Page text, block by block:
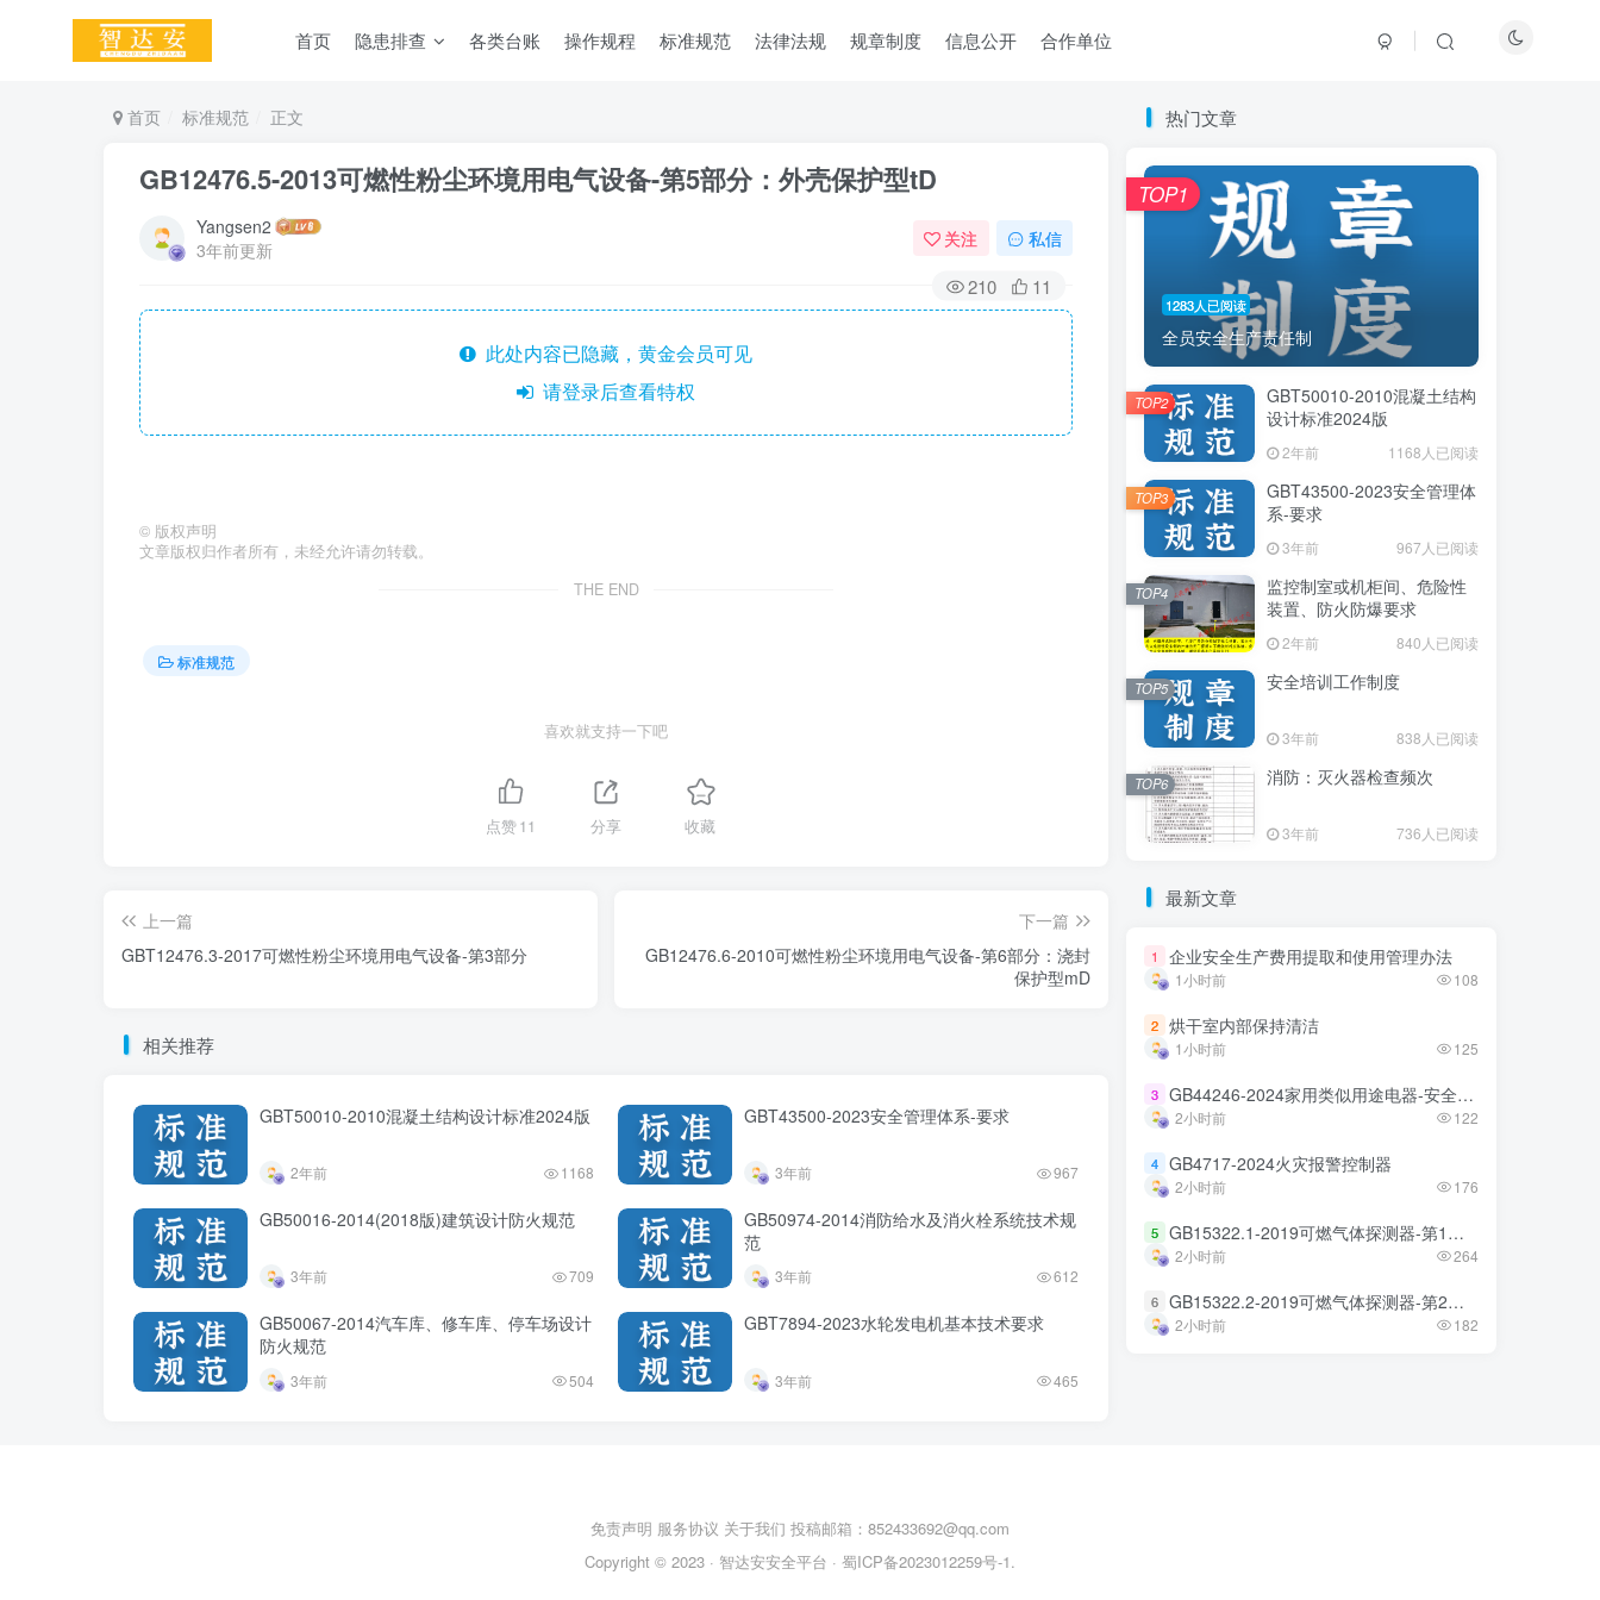
首页 隐患排查 各类台账 操作规程 标准规范 法律法规 规章制度 信息公开 合作单位
首页 标准规范 正文
GB12476.5-2013可燃性粉尘环境用电气设备-第5部分：外壳保护型tD
Yangsen2
3年前更新
关注 私信
210 11
此处内容已隐藏，黄金会员可见
请登录后查看特权
© 版权声明
文章版权归作者所有，未经允许请勿转载。
THE END
标准规范
喜欢就支持一下吧
点赞11 分享 收藏
上一篇
GBT12476.3-2017可燃性粉尘环境用电气设备-第3部分
下一篇
GB12476.6-2010可燃性粉尘环境用电气设备-第6部分：浇封
保护型mD
相关推荐
GBT50010-2010混凝土结构设计标准2024版
2年前 1168
GBT43500-2023安全管理体系-要求
3年前 967
GB50016-2014(2018版)建筑设计防火规范
3年前 709
GB50974-2014消防给水及消火栓系统技术规
范
3年前 612
GB50067-2014汽车库、修车库、停车场设计
防火规范
3年前 504
GBT7894-2023水轮发电机基本技术要求
3年前 465
热门文章
1283人已阅读
全员安全生产责任制
TOP1
GBT50010-2010混凝土结构
设计标准2024版
2年前 1168人已阅读
TOP2
GBT43500-2023安全管理体
系-要求
3年前 967人已阅读
TOP3
监控制室或机柜间、危险性
装置、防火防爆要求
2年前 840人已阅读
TOP4
安全培训工作制度
3年前 838人已阅读
TOP5
消防：灭火器检查频次
3年前 736人已阅读
TOP6
最新文章
1 企业安全生产费用提取和使用管理办法
1小时前 108
2 烘干室内部保持清洁
1小时前 125
3 GB44246-2024家用类似用途电器-安全技术规范
2小时前 122
4 GB4717-2024火灾报警控制器
2小时前 176
5 GB15322.1-2019可燃气体探测器-第1部分
2小时前 264
6 GB15322.2-2019可燃气体探测器-第2部分
2小时前 182
热门文章
1283人已阅读
全员安全生产责任制
TOP1
GBT50010-2010混凝土结构
设计标准2024版
2年前 1168人已阅读
TOP2
GBT43500-2023安全管理体
系-要求
3年前 967人已阅读
TOP3
监控制室或机柜间、危险性
装置、防火防爆要求
2年前 840人已阅读
TOP4
安全培训工作制度
3年前 838人已阅读
TOP5
消防：灭火器检查频次
3年前 736人已阅读
TOP6
最新文章
1 企业安全生产费用提取和使用管理办法
1小时前 108
2 烘干室内部保持清洁
1小时前 125
3 GB44246-2024家用类似用途电器-安全技术规范
2小时前 122
4 GB4717-2024火灾报警控制器
2小时前 176
5 GB15322.1-2019可燃气体探测器-第1部分
2小时前 264
6 GB15322.2-2019可燃气体探测器-第2部分
2小时前 182
免责声明 服务协议 关于我们 投稿邮箱：852433692@qq.com
Copyright © 2023 · 智达安安全平台 · 蜀ICP备2023012259号-1.